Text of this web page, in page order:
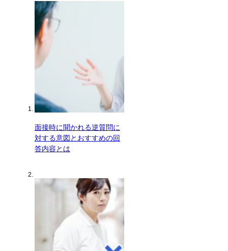
面接時に聞かれる逆質問に
対する意図とおすすめの回
答内容とは